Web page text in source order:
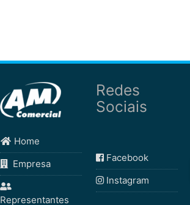
Home
Empresa
Representantes
Redes
Sociais
Facebook
Instagram